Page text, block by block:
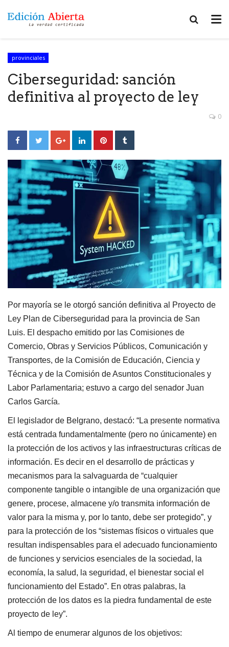
provinciales
Ciberseguridad: sanción
definitiva al proyecto de ley
0
Por mayoría se le otorgó sanción definitiva al Proyecto de
Ley Plan de Ciberseguridad para la provincia de San
Luis. El despacho emitido por las Comisiones de
Comercio, Obras y Servicios Públicos, Comunicación y
Transportes, de la Comisión de Educación, Ciencia y
Técnica y de la Comisión de Asuntos Constitucionales y
Labor Parlamentaria; estuvo a cargo del senador Juan
Carlos García.
El legislador de Belgrano, destacó: “La presente normativa
está centrada fundamentalmente (pero no únicamente) en
la protección de los activos y las infraestructuras críticas de
información. Es decir en el desarrollo de prácticas y
mecanismos para la salvaguarda de “cualquier
componente tangible o intangible de una organización que
genere, procese, almacene y/o transmita información de
valor para la misma y, por lo tanto, debe ser protegido”, y
para la protección de los “sistemas físicos o virtuales que
resultan indispensables para el adecuado funcionamiento
de funciones y servicios esenciales de la sociedad, la
economía, la salud, la seguridad, el bienestar social el
funcionamiento del Estado”. En otras palabras, la
protección de los datos es la piedra fundamental de este
proyecto de ley”.
Al tiempo de enumerar algunos de los objetivos: